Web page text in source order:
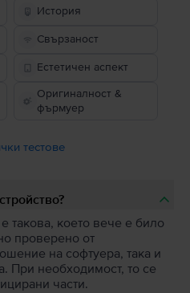
История
Свързаност
Естетичен аспект
Оригиналност &
фърмуер
тестове
такова, което вече е било
проверено от
на софтуера, така и
При необходимост, то се
части.